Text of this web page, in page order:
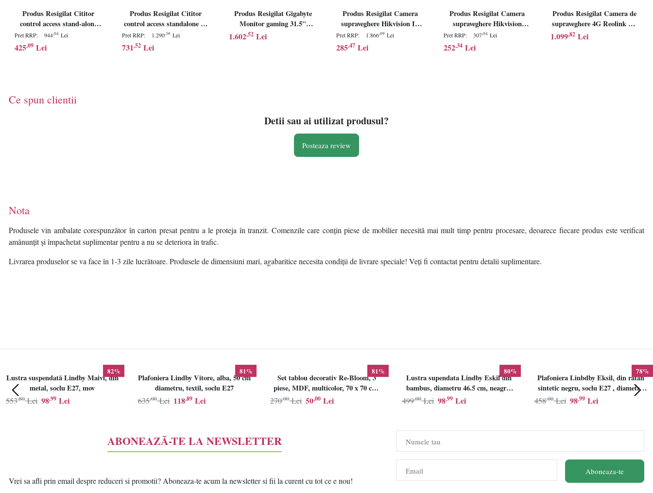
Produs Resigilat Cititor
control access stand-alone
Hikvision Pro Series DS-
K1T105AM, capacitate
carduri Mifare: 100000,
and Wiegand (26/34), ecran
LCD 2.8 inch
Pret RRP: 944,04 Lei
425,09 Lei
Produs Resigilat Cititor
control access standalone cu
cititor de amprenta
Hikvision Pro Series DS-
K1T201AMF, capacitate
Pret RRP: 1.290,38 Lei
731,52 Lei
Produs Resigilat Gigabyte
Monitor gaming 31.5"
GS32Q, Non-glare,
Ready, Flicker
1.602,52 Lei
Produs Resigilat Camera
supraveghere Hikvision IP
Bullet DS-2CV2027G0-
LDW(2.8mm),ColorVu -
imagini color 24/7 (color si pe
1080@2
Pret RRP: 1.866,09 Lei
285,47 Lei
Produs Resigilat Camera
supraveghere Hikvision
BULLET DS-2CD1T43G0-
IUF(4mm)(C) 4MP 4MM
120 WDR , Image
Pret RRP: 307,04 Lei
252,34 Lei
Produs Resigilat Camera de
supraveghere 4G Reolink Go
PT Ultra; GO SERIES G440
1.099,82 Lei
Ce spun clientii
Detii sau ai utilizat produsul?
Posteaza review
Nota
Produsele vin ambalate corespunzător în carton presat pentru a le proteja în tranzit. Comenzile care conțin piese de mobilier necesită mai mult timp pentru procesare, deoarece fiecare produs este verificat
amănunțit și împachetat suplimentar pentru a nu se deteriora în trafic.
Livrarea produselor se va face în 1-3 zile lucrătoare. Produsele de dimensiuni mari, agabaritice necesita condiții de livrare speciale! Veți fi contactat pentru detalii suplimentare.
82%
Lustra suspendată Lindby Maivi, din
metal, soclu E27, mov
98,99 Lei
553,80 Lei
81%
Plafoniera Lindby Vitore, alba, 50 cm
diametru, textil, soclu E27
118,89 Lei
635,00 Lei
81%
Set tablou decorativ Re-Bloom, 3
piese, MDF, multicolor, 70 x 70 cm,
Resigilat, Grad B
50,00 Lei
270,00 Lei
80%
Lustra supendata Lindby Eskil din
bambus, diametru 46.5 cm, neagra,
E27
98,99 Lei
499,00 Lei
78%
Plafoniera Linbdby Eksil, din ratan
sintetic negru, soclu E27 , diametru
46.5cm, LINDBY
98,99 Lei
458,00 Lei
ABONEAZĂ-TE LA NEWSLETTER
Vrei sa afli prin email despre reduceri si promotii? Aboneaza-te acum la newsletter si fii la curent cu tot ce e nou!
Numele tau
Email Aboneaza-te